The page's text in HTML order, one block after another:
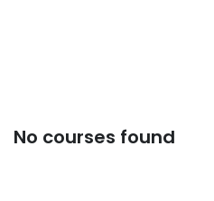
No courses found